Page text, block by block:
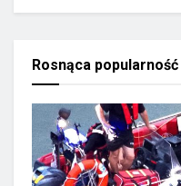
Rosnąca popularność